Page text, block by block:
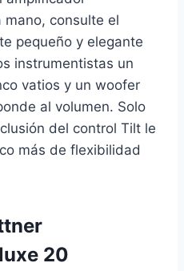
mano, consulte el
pequeño y elegante
instrumentistas un
vatios y un woofer
al volumen. Solo
del control Tilt le
más de flexibilidad
20